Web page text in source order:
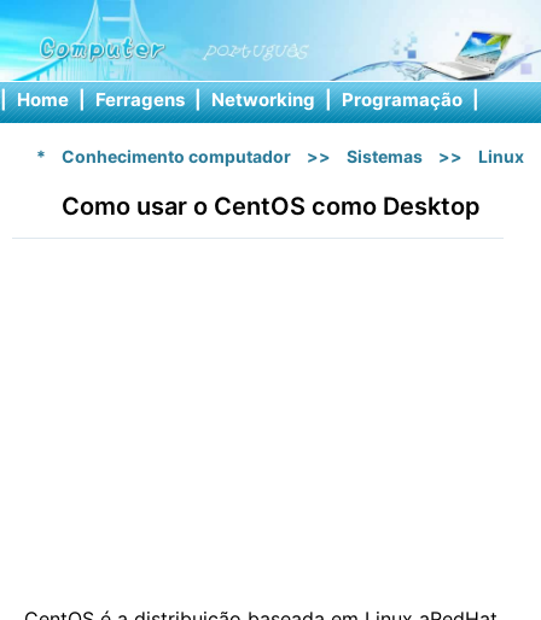
| Home | Ferragens | Networking | Programação |
* Conhecimento computador >> Sistemas >> Linux
Como usar o CentOS como Desktop